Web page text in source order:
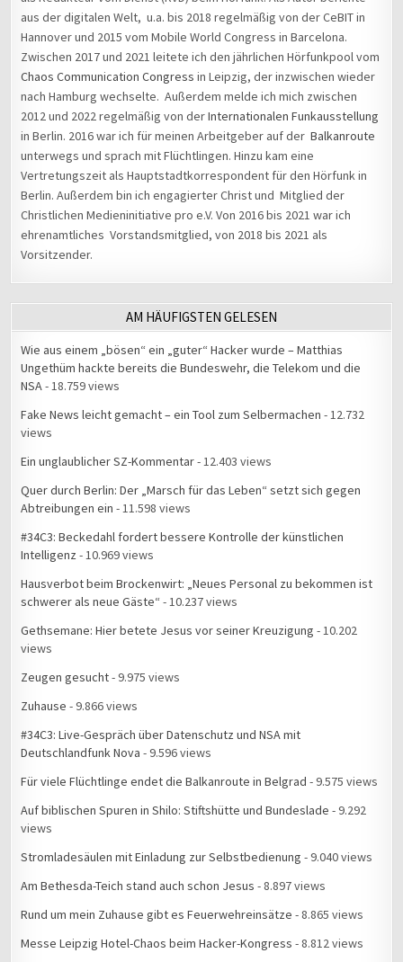
aus der digitalen Welt, u.a. bis 2018 regelmäßig von der CeBIT in
Hannover und 2015 vom Mobile World Congress in Barcelona.
Zwischen 2017 und 2021 leitete ich den jährlichen Hörfunkpool vom
Chaos Communication Congress in Leipzig, der inzwischen wieder
nach Hamburg wechselte. Außerdem melde ich mich zwischen
2012 und 2022 regelmäßig von derInternationalen Funkausstellung
in Berlin. 2016 war ich für meinen Arbeitgeber auf derBalkanroute
unterwegs und sprach mit Flüchtlingen. Hinzu kam eine
Vertretungszeit als Hauptstadtkorrespondent für den Hörfunk in
Berlin. Außerdem bin ich engagierter Christ und Mitglied der
Christlichen Medieninitiative pro e.V. Von 2016 bis 2021 war ich
ehrenamtliches Vorstandsmitglied, von 2018 bis 2021 als
Vorsitzender.
AM HÄUFIGSTEN GELESEN
Wie aus einem „bösen“ ein „guter“ Hacker wurde – Matthias
Ungethüm hackte bereits die Bundeswehr, die Telekom und die
NSA - 18.759 views
Fake News leicht gemacht – ein Tool zum Selbermachen - 12.732
views
Ein unglaublicher SZ-Kommentar- 12.403 views
Quer durch Berlin: Der „Marsch für das Leben“ setzt sich gegen
Abtreibungen ein - 11.598 views
#34C3: Beckedahl fordert bessere Kontrolle der künstlichen
Intelligenz - 10.969 views
Hausverbot beim Brockenwirt: „Neues Personal zu bekommen ist
schwerer als neue Gäste“ - 10.237 views
Gethsemane: Hier betete Jesus vor seiner Kreuzigung - 10.202
views
Zeugen gesucht- 9.975 views
Zuhause - 9.866 views
#34C3: Live-Gespräch über Datenschutz und NSA mit
Deutschlandfunk Nova - 9.596 views
Für viele Flüchtlinge endet die Balkanroute in Belgrad - 9.575 views
Auf biblischen Spuren in Shilo: Stiftshütte und Bundeslade - 9.292
views
Stromladesäulen mit Einladung zur Selbstbedienung - 9.040 views
Am Bethesda-Teich stand auch schon Jesus - 8.897 views
Rund um mein Zuhause gibt es Feuerwehreinsätze - 8.865 views
Messe Leipzig Hotel-Chaos beim Hacker-Kongress - 8.812 views